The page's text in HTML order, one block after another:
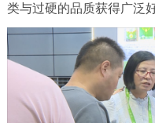
类与过硬的品质获得广泛好